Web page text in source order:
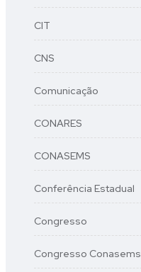
CIT
CNS
Comunicação
CONARES
CONASEMS
Conferência Estadual
Congresso
Congresso Conasems